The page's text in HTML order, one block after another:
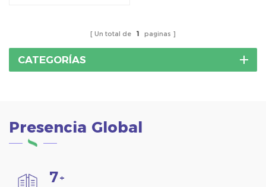
Un total de 1 paginas
CATEGORÍAS
Presencia Global
7+